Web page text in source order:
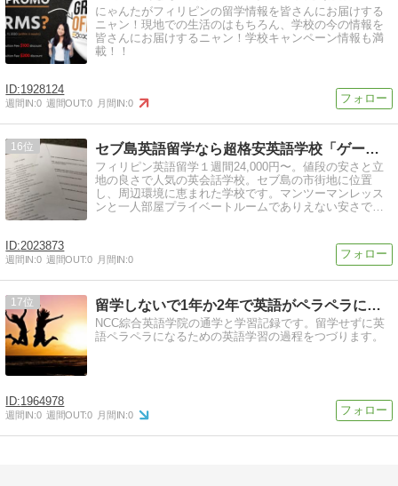
にゃんたがフィリピンの留学情報を皆さんにお届けする
ニャン！現地での生活のはもちろん、学校の今の情報を
皆さんにお届けするニャン！学校キャンペーン情報も満
載！！
1928124
週間IN:0 週間OUT:0 月間IN:0
16 セブ島英語留学なら超格安英語学校「ゲートウェイ」
フィリピン英語留学１週間24,000円〜。値段の安さと立
地の良さで人気の英会話学校。セブ島の市街地に位置
し、周辺環境に恵まれた学校です。マンツーマンレッス
ンと一人部屋プライベートルームでありえない安さでご
2023873
週間IN:0 週間OUT:0 月間IN:0
17 留学しないで1年か2年で英語がペラペラになる方法
NCC綜合英語学院の通学と学習記録です。留学せずに英
語ペラペラになるための英語学習の過程をつづります。
1964978
週間IN:0 週間OUT:0 月間IN:0